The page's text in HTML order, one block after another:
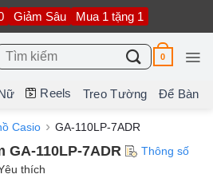
Giảm Sâu Mua 1 tặng 1
0
Reels Treo Tường Để Bàn
Casio GA-110LP-7ADR
GA-110LP-7ADR
Thông số
thích